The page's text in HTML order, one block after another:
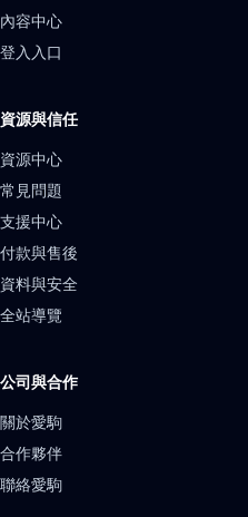
內容中心
登入入口
資源與信任
資源中心
常見問題
支援中心
付款與售後
資料與安全
全站導覽
公司與合作
關於愛駒
合作夥伴
聯絡愛駒